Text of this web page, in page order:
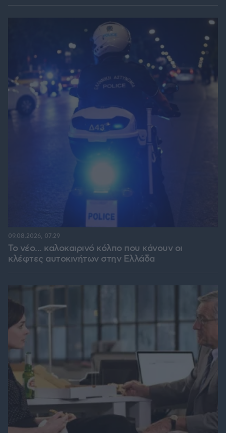
Το νέο... καλοκαιρινό κόλπο που κάνουν οι
κλέφτες αυτοκινήτων στην Ελλάδα
09.08.2026, 07:29